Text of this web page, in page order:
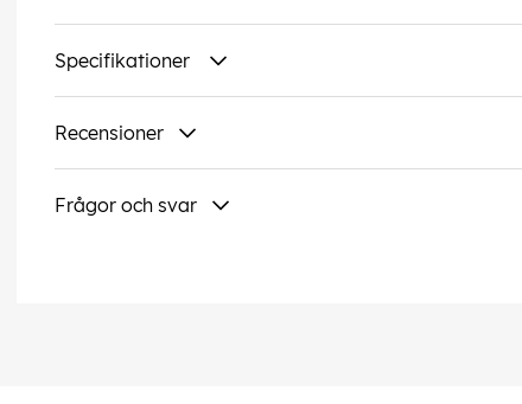
Specifikationer
Recensioner
Frågor och svar